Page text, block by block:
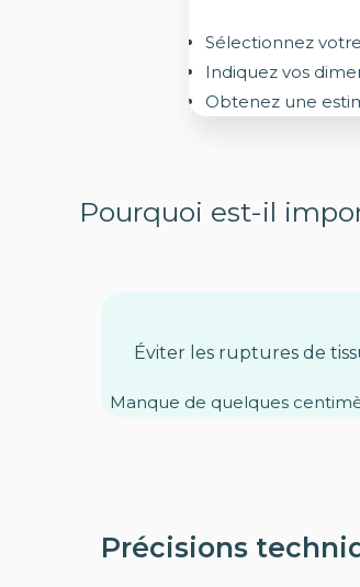
Sélectionnez
Indiquez vos
Obtenez une
Pourquoi est-il
Éviter les ruptures de
Manque de quelques
Précisions